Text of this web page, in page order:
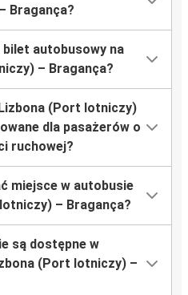
Bragança?
autobusowy na
– Bragança?
(Port lotniczy)
dla pasażerów o
ruchowej?
miejsce w autobusie
– Bragança?
są dostępne w
(Port lotniczy) –